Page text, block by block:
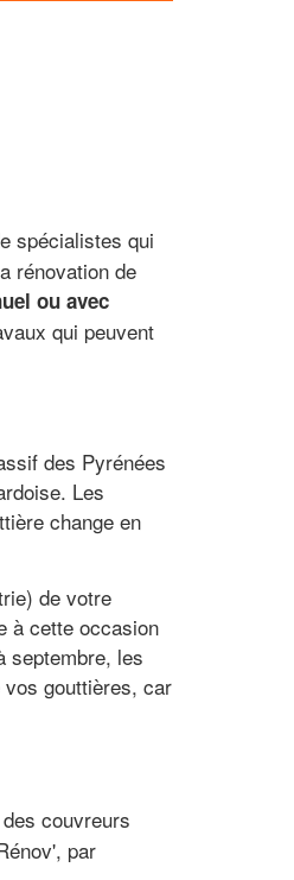
spécialistes qui
rénovation de
ou avec
qui peuvent
des Pyrénées
Les
change en
de votre
à cette occasion
septembre, les
vos gouttières, car
couvreurs
par